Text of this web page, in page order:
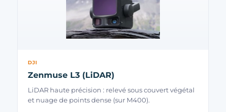
DJI
Zenmuse L3 (LiDAR)
LiDAR haute précision : relevé sous couvert végétal
et nuage de points dense (sur M400).